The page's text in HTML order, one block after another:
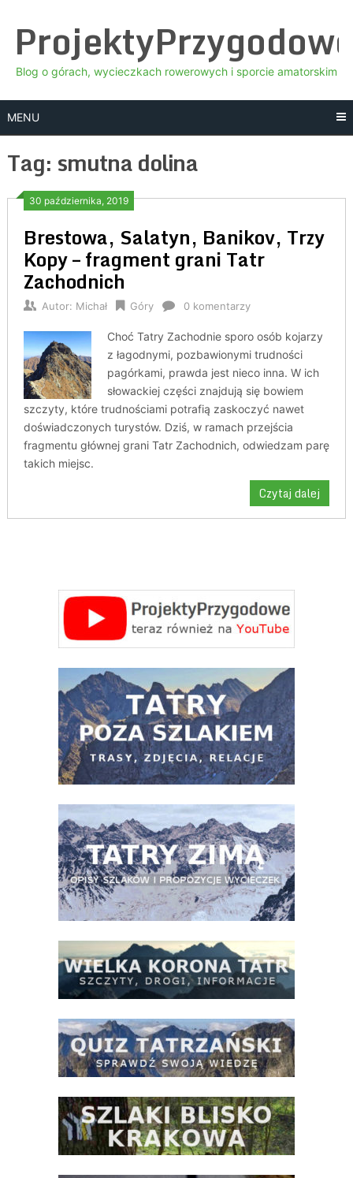
content
Blog o górach, wycieczkach rowerowych i sporcie amatorskim
MENU
Tag: smutna dolina
30 października, 2019
Brestowa, Salatyn, Banikov, Trzy
Kopy – fragment grani Tatr
Zachodnich
Autor: Michał Góry 0 komentarzy
Choć Tatry Zachodnie sporo osób kojarzy
z łagodnymi, pozbawionymi trudności
pagórkami, prawda jest nieco inna. W ich
słowackiej części znajdują się bowiem
szczyty, które trudnościami potrafią zaskoczyć nawet
doświadczonych turystów. Dziś, w ramach przejścia
fragmentu głównej grani Tatr Zachodnich, odwiedzam parę
takich miejsc.
Czytaj dalej